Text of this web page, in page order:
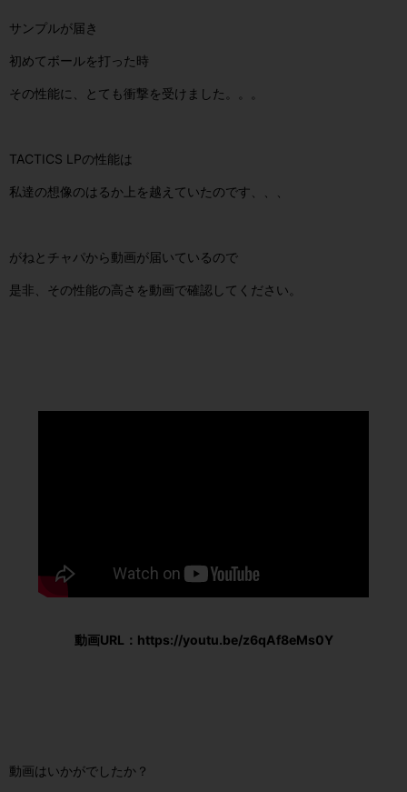
サンプルが届き
初めてボールを打った時
その性能に、とても衝撃を受けました。。。
TACTICS LPの性能は
私達の想像のはるか上を越えていたのです、、、
がねとチャパから動画が届いているので
是非、その性能の高さを動画で確認してください。
動画URL：https://youtu.be/z6qAf8eMs0Y
動画はいかがでしたか？